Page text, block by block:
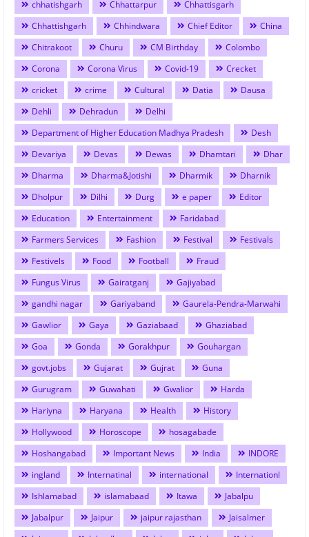
chhatishgarh Chhattarpur
Chhattisgarh
Chhattishgarh
Chhindwara Chief Editor
China
Chitrakoot
Churu CM Birthday
Colombo
Corona
Corona Virus Covid-19
Crecket
cricket
crime Cultural Datia
Dausa
Dehli
Dehradun
Delhi
Department of Higher Education Madhya Pradesh
Desh
Devariya
Devas Dewas Dhamtari
Dhar
Dharma
Dharma&Jotishi Dharmik
Dharnik
Dholpur
Dilhi Durg e paper
Editor
Education
Entertainment
Faridabad
Farmers Services
Fashion Festival
Festivals
Festivels
Food Football
Fraud
Fungus Virus
Gairatganj
Gajiyabad
gandhi nagar
Gariyaband
Gaurela-Pendra-Marwahi
Gawlior
Gaya Gaziabaad
Ghaziabad
Goa
Gonda Gorakhpur
Gouhargan
govt.jobs
Gujarat Gujrat
Guna
Gurugram
Guwahati Gwalior
Harda
Hariyna
Haryana Health
History
Hollywood
Horoscope
hosagabade
Hoshangabad
Important News India
INDORE
ingland
Internatinal international
Internationl
Ishlamabad
islamabaad Itawa
Jabalpu
Jabalpur
Jaipur jaipur rajasthan
Jaisalmer